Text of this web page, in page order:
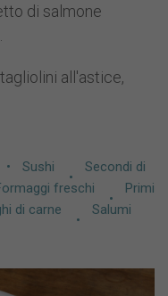
di salmone
all'astice,
Sushi
Secondi di
freschi
Primi
di carne
Salumi